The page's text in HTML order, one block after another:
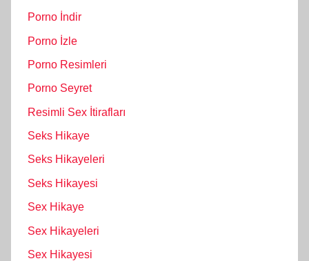
Porno İndir
Porno İzle
Porno Resimleri
Porno Seyret
Resimli Sex İtirafları
Seks Hikaye
Seks Hikayeleri
Seks Hikayesi
Sex Hikaye
Sex Hikayeleri
Sex Hikayesi